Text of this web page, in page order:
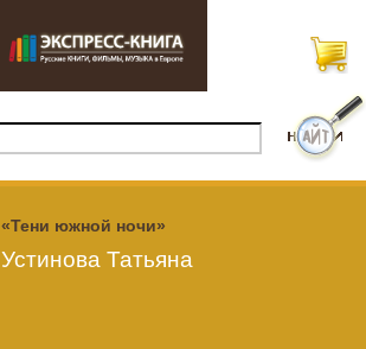
«Тени южной ночи»
Устинова Татьяна